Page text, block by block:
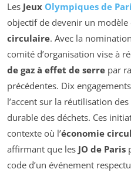
Les Jeux Olympiques de
objectif de devenir un modèle
circulaire. Avec la
comité d’organisation vise à
de gaz à effet de serre par
précédentes. Dix
l’accent sur la réutilisation
durable des déchets. Ces
contexte où l’économie
affirmant que les JO de Paris
code d’un événement